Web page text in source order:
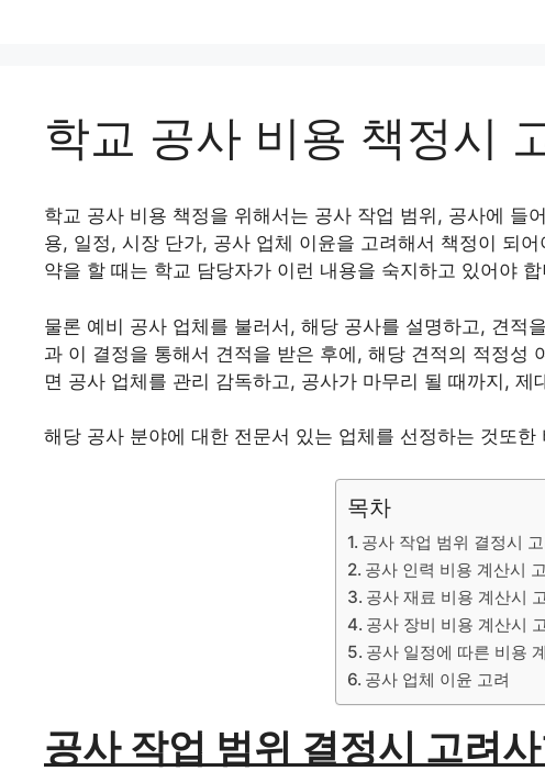
학교 공사 비용 책정시
학교 공사 비용 책정을 위해서는 공사 작업 범위, 공사에 들
용, 일정, 시장 단가, 공사 업체 이윤을 고려해서 책정이 되
약을 할 때는 학교 담당자가 이런 내용을 숙지하고 있어야
물론 예비 공사 업체를 불러서, 해당 공사를 설명하고, 견적
과 이 결정을 통해서 견적을 받은 후에, 해당 견적의 적정성
면 공사 업체를 관리 감독하고, 공사가 마무리 될 때까지, 제
해당 공사 분야에 대한 전문서 있는 업체를 선정하는 것또
목차
공사 작업 범위 결정시
공사 인력 비용 계산시
공사 재료 비용 계산시
공사 장비 비용 계산시
공사 일정에 따른 비용
공사 업체 이윤 고려
공사 작업 범위 결정시 고려